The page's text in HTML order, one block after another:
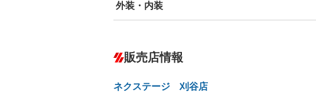
エアバッグ：運転席/助手席/サイド
－ ダウンヒルアシストコントロール
Bluetooth接続
外装・内装
オーディオ：CDまたはCDチェンジャー／ミュージック
プレイヤー接続可／ミュージックサーバー
－
ヘッドライトウォッシャ
ー
販売店情報
ネクステージ 刈谷店